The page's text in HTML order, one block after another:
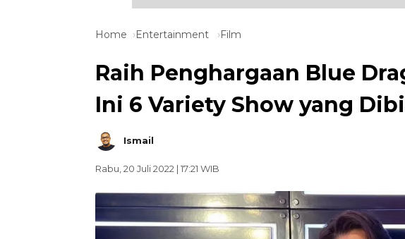
Home Entertainment Film
Raih Penghargaan Blue
Ini 6 Variety Show yang
Ismail
Rabu, 20 Juli 2022 | 17:21 WIB